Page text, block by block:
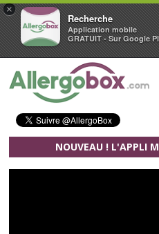
×
Recherche
Application mobile
GRATUIT - Sur Google
Aller au contenu principal
NOUVEAU ! L'APPLI